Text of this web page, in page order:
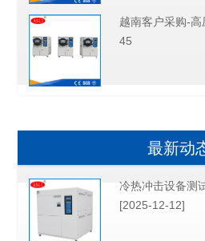
越南客户采购-
45
最新动
冷热冲击设备测
[2025-12-12]